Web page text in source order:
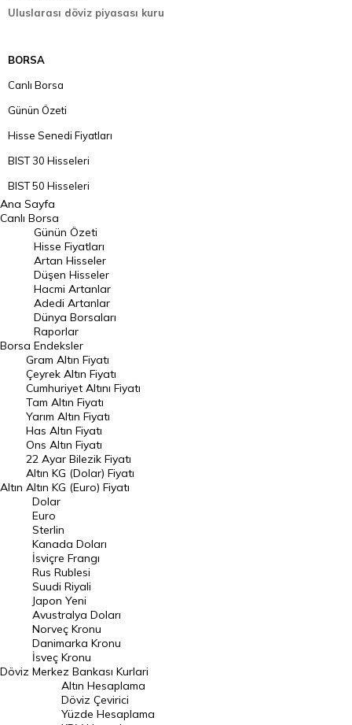
Uluslarası döviz piyasası kuru
BORSA
Canlı Borsa
Günün Özeti
Hisse Senedi Fiyatları
BIST 30 Hisseleri
BIST 50 Hisseleri
BIST 100 Hisseleri
En Çok Artan Hisseler
En Çok Düşen Hisseler
Hacmi Artanlar
Geçmiş Kapanışlar
Dünya Borsaları
Raporlar
Endeksler
DÖVİZ
Döviz Kuru
Dolar Kuru
Euro Kuru
Pound Kuru
Frank Kuru
Riyal Kuru
Avustralya Doları
Danimarka Kronu Kuru
Kanada Doları Kuru
Norveç Kronu Kuru
İsveç Kronu Kuru
Ana Sayfa
Canlı Borsa
Borsa
Günün Özeti
Hisse Fiyatları
Artan Hisseler
Düşen Hisseler
Hacmi Artanlar
Adedi Artanlar
Dünya Borsaları
Raporlar
Endeksler
Altın
Gram Altın Fiyatı
Çeyrek Altın Fiyatı
Cumhuriyet Altını Fiyatı
Tam Altın Fiyatı
Yarım Altın Fiyatı
Has Altın Fiyatı
Ons Altın Fiyatı
22 Ayar Bilezik Fiyatı
Altın KG (Dolar) Fiyatı
Altın KG (Euro) Fiyatı
Döviz
Dolar
Euro
Sterlin
Kanada Doları
İsviçre Frangı
Rus Rublesi
Suudi Riyali
Japon Yeni
Avustralya Doları
Norveç Kronu
Danimarka Kronu
İsveç Kronu
Merkez Bankası Kurlari
Altın Hesaplama
Döviz Çevirici
Yüzde Hesaplama